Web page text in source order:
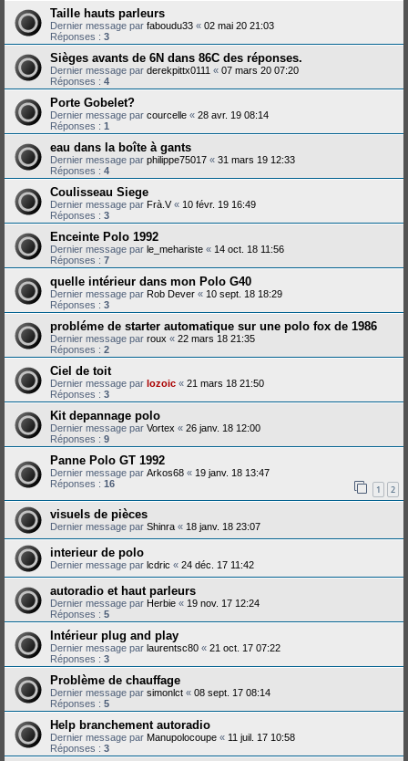
Taille hauts parleurs
Dernier message par faboudu33 « 02 mai 20 21:03
Réponses : 3
Sièges avants de 6N dans 86C des réponses.
Dernier message par derekpittx0111 « 07 mars 20 07:20
Réponses : 4
Porte Gobelet?
Dernier message par courcelle « 28 avr. 19 08:14
Réponses : 1
eau dans la boîte à gants
Dernier message par philippe75017 « 31 mars 19 12:33
Réponses : 4
Coulisseau Siege
Dernier message par Frà.V« 10 févr. 19 16:49
Réponses : 3
Enceinte Polo 1992
Dernier message par le_mehariste « 14 oct. 18 11:56
Réponses : 7
quelle intérieur dans mon Polo G40
Dernier message par Rob Dever « 10 sept. 18 18:29
Réponses : 3
probléme de starter automatique sur une polo fox de 1986
Dernier message par roux « 22 mars 18 21:35
Réponses : 2
Ciel de toit
Dernier message par lozoic « 21 mars 18 21:50
Réponses : 3
Kit depannage polo
Dernier message par Vortex « 26 janv. 18 12:00
Réponses : 9
Panne Polo GT 1992
Dernier message par Arkos68 « 19 janv. 18 13:47
Réponses : 16 1 2
visuels de pièces
Dernier message par Shinra « 18 janv. 18 23:07
interieur de polo
Dernier message par lcdric « 24 déc. 17 11:42
autoradio et haut parleurs
Dernier message par Herbie « 19 nov. 17 12:24
Réponses : 5
Intérieur plug and play
Dernier message par laurentsc80 « 21 oct. 17 07:22
Réponses : 3
Problème de chauffage
Dernier message par simonlct « 08 sept. 17 08:14
Réponses : 5
Help branchement autoradio
Dernier message par Manupolocoupe « 11 juil. 17 10:58
Réponses : 3